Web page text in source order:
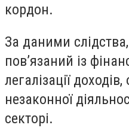
кордон.
За даними
пов’язаний із
легалізації
незаконної
секторі.